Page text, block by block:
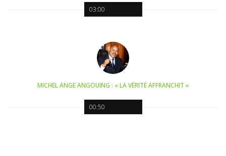
03:00
00:50
MICHEL ANGE ANGOUING : « LA VÉRITÉ AFFRANCHIT »